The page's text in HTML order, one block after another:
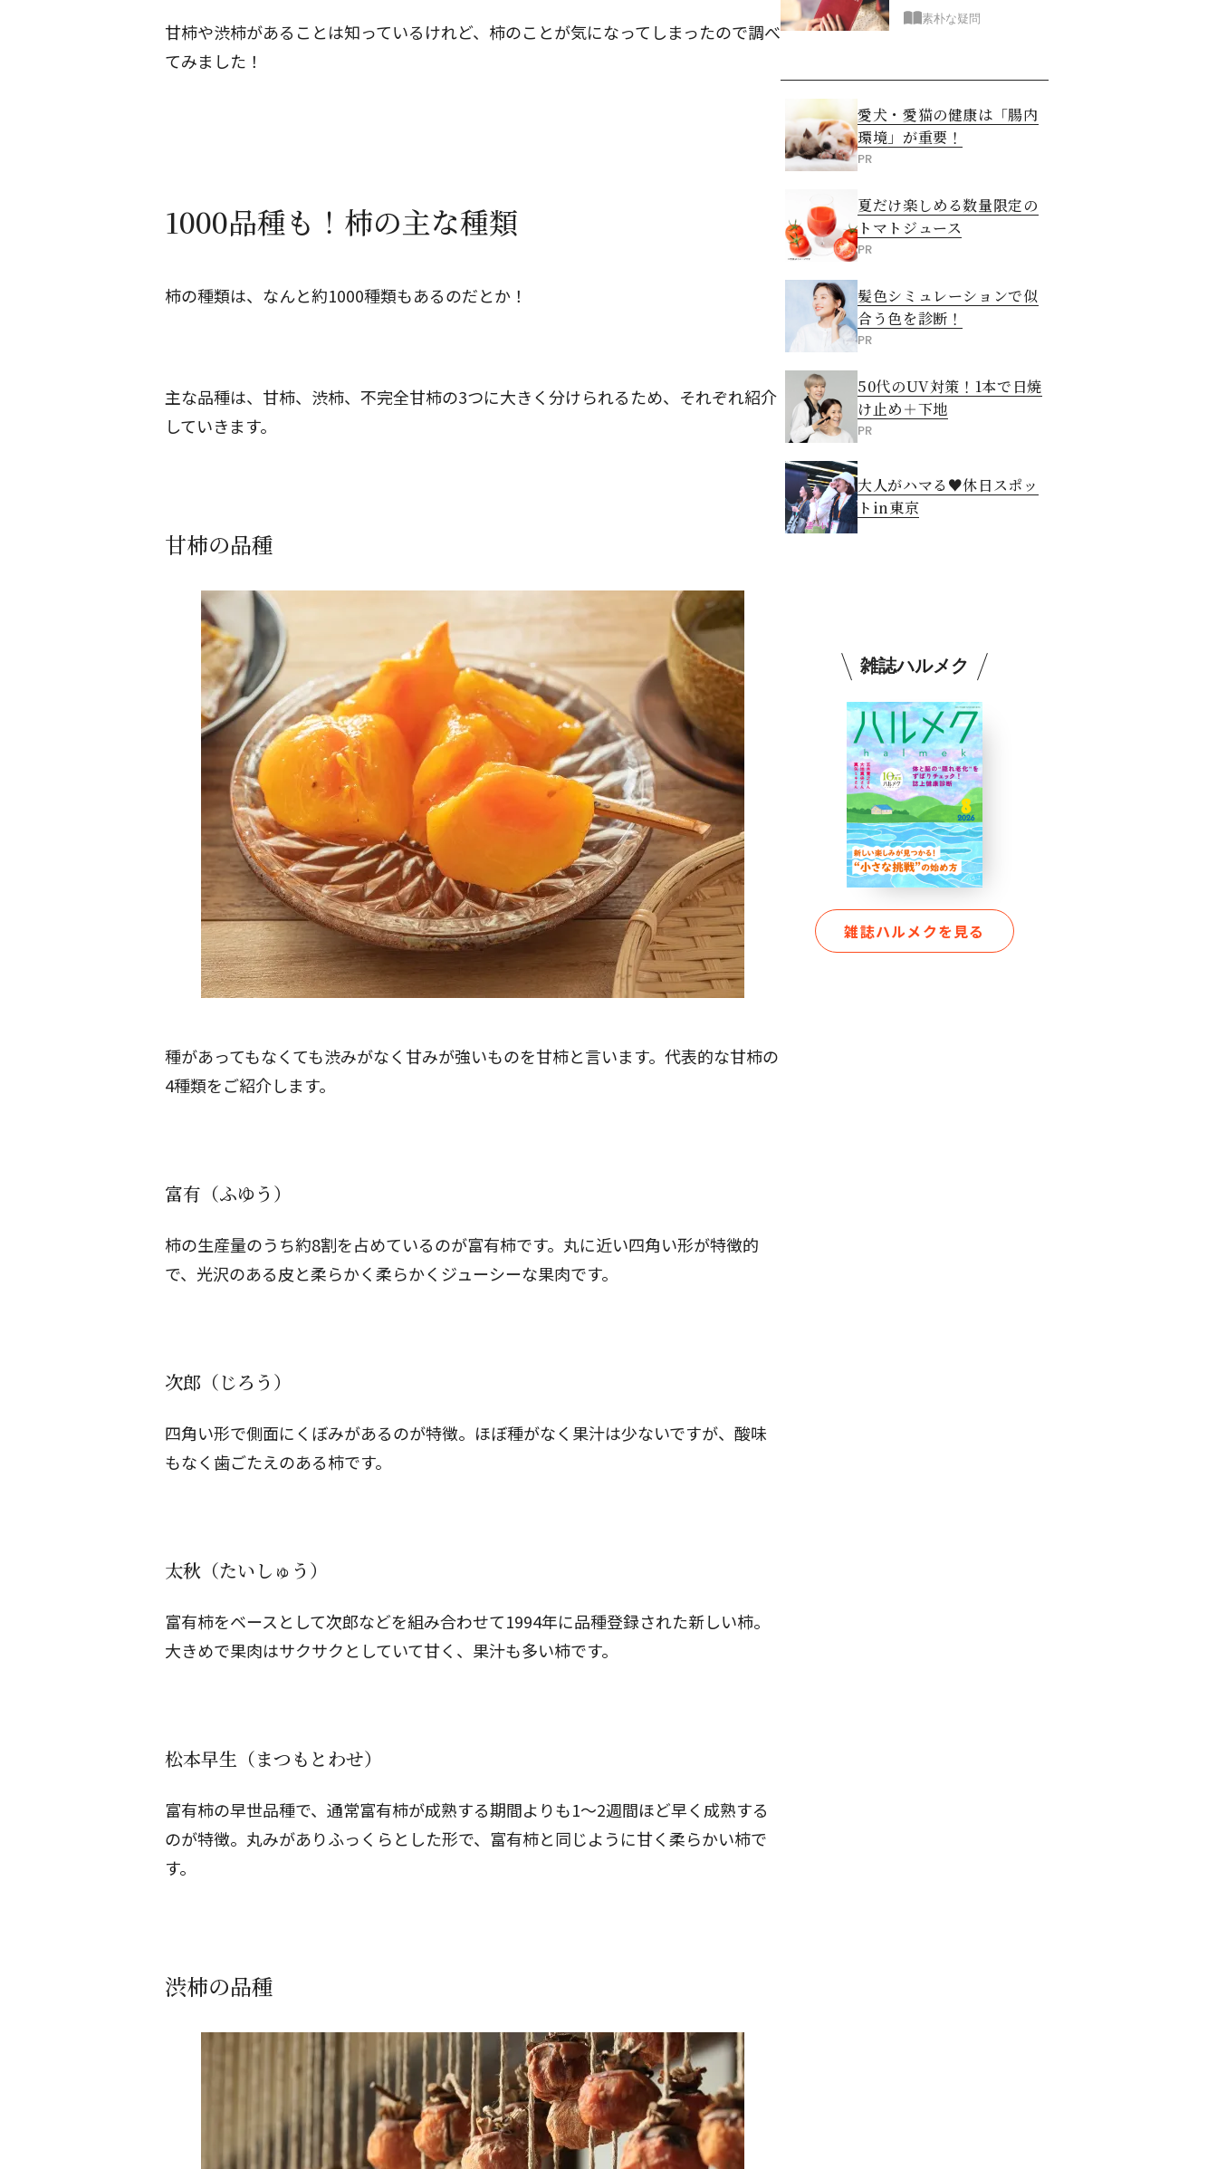
甘柿や渋柿があることは知っているけれど、柿のことが気になってしまったので調べ
てみました！
1000品種も！柿の主な種類
柿の種類は、なんと約1000種類もあるのだとか！
主な品種は、甘柿、渋柿、不完全甘柿の3つに大きく分けられるため、それぞれ紹介
していきます。
甘柿の品種
種があってもなくても渋みがなく甘みが強いものを甘柿と言います。代表的な甘柿の
4種類をご紹介します。
富有（ふゆう）
柿の生産量のうち約8割を占めているのが富有柿です。丸に近い四角い形が特徴的
で、光沢のある皮と柔らかく柔らかくジューシーな果肉です。
次郎（じろう）
四角い形で側面にくぼみがあるのが特徴。ほぼ種がなく果汁は少ないですが、酸味
もなく歯ごたえのある柿です。
太秋（たいしゅう）
富有柿をベースとして次郎などを組み合わせて1994年に品種登録された新しい柿。
大きめで果肉はサクサクとしていて甘く、果汁も多い柿です。
松本早生（まつもとわせ）
富有柿の早世品種で、通常富有柿が成熟する期間よりも1～2週間ほど早く成熟する
のが特徴。丸みがありふっくらとした形で、富有柿と同じように甘く柔らかい柿で
す。
渋柿の品種
素朴な疑問
愛犬・愛猫の健康は「腸内
環境」が重要！
PR
夏だけ楽しめる数量限定の
トマトジュース
PR
髪色シミュレーションで似
合う色を診断！
PR
50代のUV対策！1本で日焼
け止め＋下地
PR
大人がハマる♥休日スポッ
トin東京
雑誌ハルメク
雑誌ハルメクを見る